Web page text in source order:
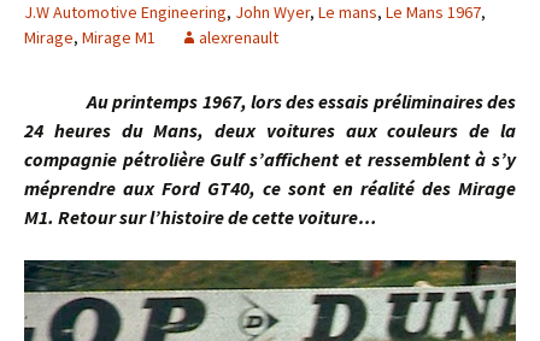
J.W Automotive Engineering, John Wyer, Le mans, Le Mans 1967,
Mirage, Mirage M1 alexrenault
Au printemps 1967, lors des essais préliminaires des
24 heures du Mans, deux voitures aux couleurs de la
compagnie pétrolière Gulf s’affichent et ressemblent à s’y
méprendre aux Ford GT40, ce sont en réalité des Mirage
M1. Retour sur l’histoire de cette voiture…